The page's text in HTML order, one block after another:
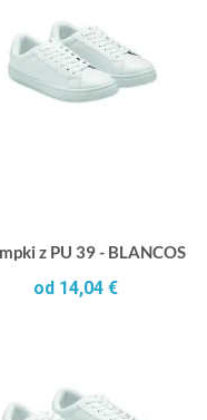
z PU 39 - BLANCOS
od 14,04 €